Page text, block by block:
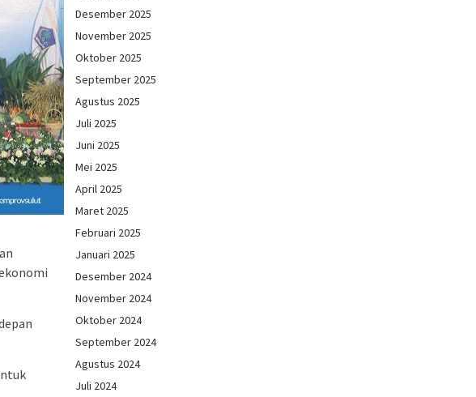
Desember 2025
November 2025
Oktober 2025
September 2025
Agustus 2025
Juli 2025
Juni 2025
Mei 2025
April 2025
Maret 2025
Februari 2025
Januari 2025
Desember 2024
November 2024
Oktober 2024
September 2024
Agustus 2024
Juli 2024